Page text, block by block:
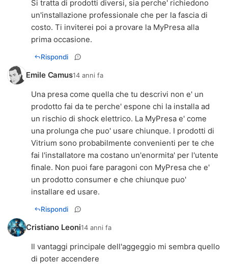
Si tratta di prodotti diversi, sia perche' richiedono
un'installazione professionale che per la fascia di
costo. Ti inviterei poi a provare la MyPresa alla
prima occasione.
Rispondi
Emile Camus14 anni fa
Una presa come quella che tu descrivi non e' un
prodotto fai da te perche' espone chi la installa ad
un rischio di shock elettrico. La MyPresa e' come
una prolunga che puo' usare chiunque. I prodotti di
Vitrium sono probabilmente convenienti per te che
fai l'installatore ma costano un'enormita' per l'utente
finale. Non puoi fare paragoni con MyPresa che e'
un prodotto consumer e che chiunque puo'
installare ed usare.
Rispondi
Cristiano Leoni14 anni fa
Il vantaggi principale dell'aggeggio mi sembra quello
di poter accendere